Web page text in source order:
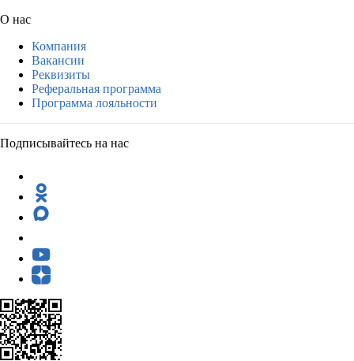
О нас
Компания
Вакансии
Реквизиты
Реферальная программа
Программа лояльности
Подписывайтесь на нас